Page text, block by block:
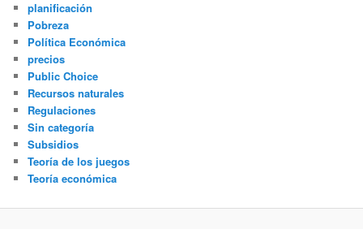
planificación
Pobreza
Política Económica
precios
Public Choice
Recursos naturales
Regulaciones
Sin categoría
Subsidios
Teoría de los juegos
Teoría económica